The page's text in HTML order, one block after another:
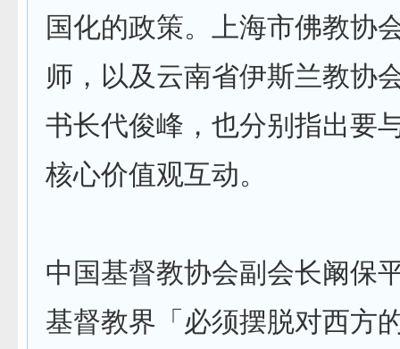
国化的政策。上海市佛教协
师，以及云南省伊斯兰教协
书长代俊峰，也分别指出要
核心价值观互动。
中国基督教协会副会长阚保
基督教界「必须摆脱对西方